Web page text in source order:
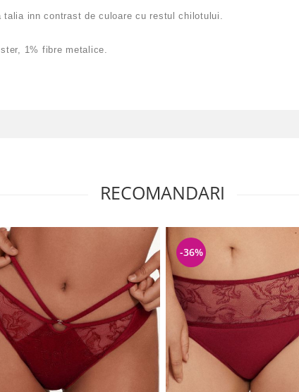
inn contrast de culoare cu restul chilotului.
1% fibre metalice.
RECOMANDARI
-36%